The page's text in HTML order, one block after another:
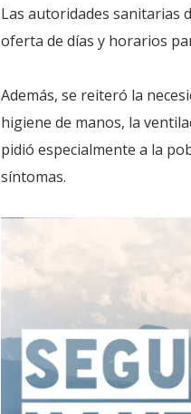
Las autoridades sanitarias
oferta de días y horarios
Además, se reiteró la
higiene de manos, la
pidió especialmente a la
síntomas.